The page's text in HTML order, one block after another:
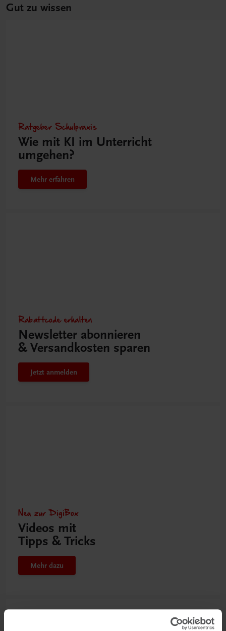
Gut zu wissen
Ratgeber Schulpraxis
Wie mit KI im Unterricht
umgehen?
Mehr erfahren
Rabattcode erhalten
Newsletter abonnieren
& Versandkosten sparen
Jetzt anmelden
Neu zur DigiBox
Videos mit
Tipps & Tricks
Mehr dazu